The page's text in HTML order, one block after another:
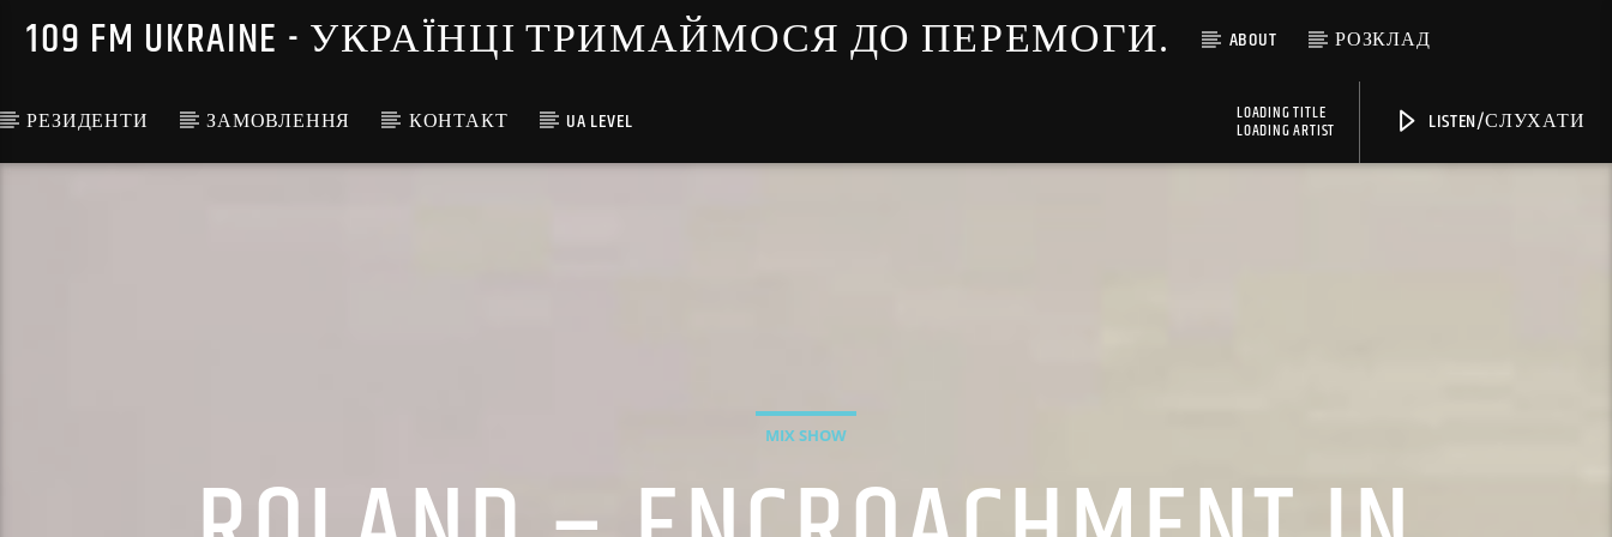
109 FM UKRAINE - УКРАЇНЦІ ТРИМАЙМОСЯ ДО ПЕРЕМОГИ. ABOUT РОЗКЛАД
РЕЗИДЕНТИ ЗАМОВЛЕННЯ КОНТАКТ UA LEVEL LISTEN/СЛУХАТИ
LOADING TITLE
LOADING ARTIST
MIX SHOW